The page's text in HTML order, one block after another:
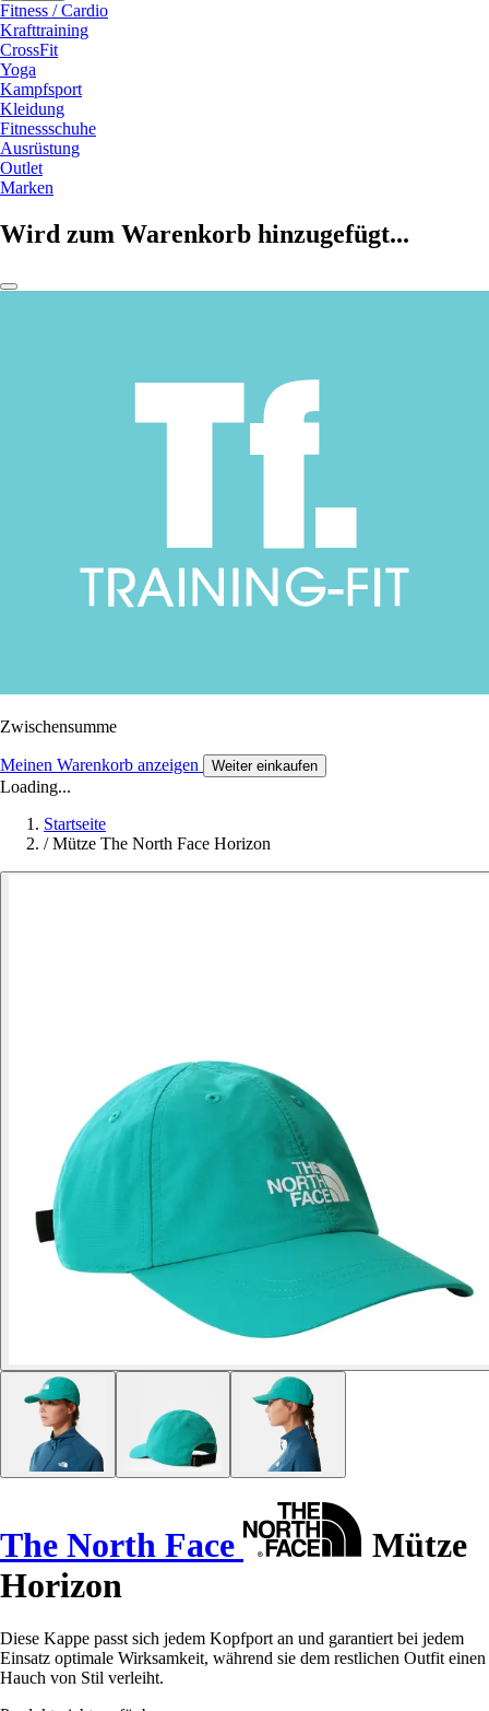
Fitness / Cardio
Krafttraining
CrossFit
Yoga
Kampfsport
Kleidung
Fitnessschuhe
Ausrüstung
Outlet
Marken
Wird zum Warenkorb hinzugefügt...
Zwischensumme
Meinen Warenkorb anzeigen Weiter einkaufen
Loading...
Startseite
/ Mütze The North Face Horizon
The North Face
Mütze
Horizon
Diese Kappe passt sich jedem Kopfport an und garantiert bei jedem
Einsatz optimale Wirksamkeit, während sie dem restlichen Outfit einen
Hauch von Stil verleiht.